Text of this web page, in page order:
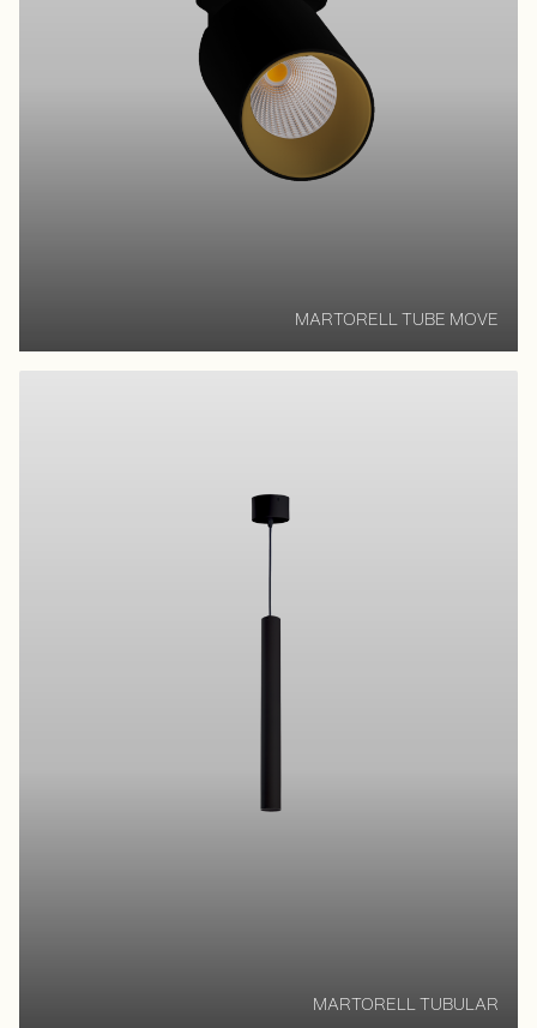
MARTORELL TUBE MOVE
MARTORELL TUBULAR